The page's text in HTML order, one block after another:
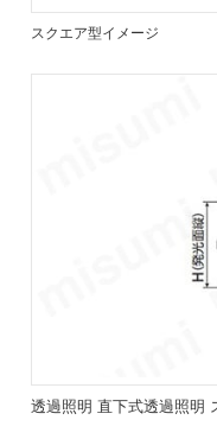
スクエア型イメージ
透過照明 直下式透過照明